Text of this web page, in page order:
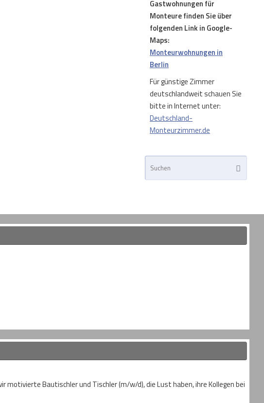
Gastwohnungen für
Monteure finden Sie über
folgenden Link in Google-
Maps:
Monteurwohnungen in
Berlin
Für günstige Zimmer
deutschlandweit schauen Sie
bitte in Internet unter:
Deutschland-
Monteurzimmer.de
Suchen
motivierte Bautischler und Tischler (m/w/d), die Lust haben, ihre Kollegen bei